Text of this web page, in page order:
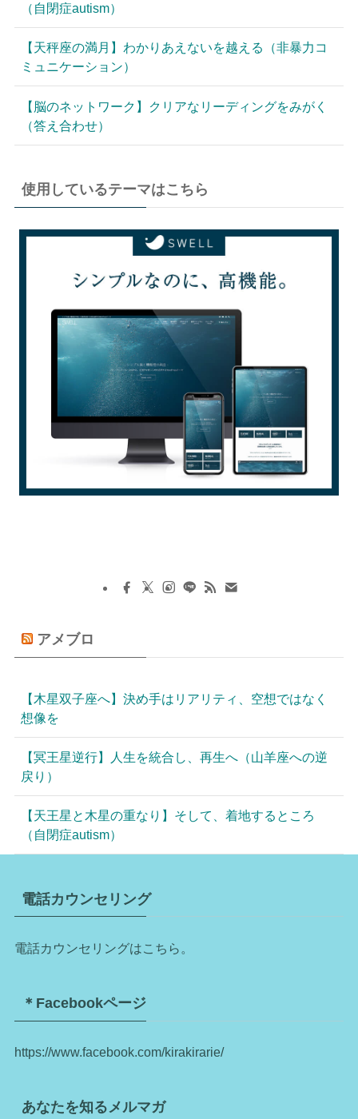
（自閉症autism）
【天秤座の満月】わかりあえないを越える（非暴力コ
ミュニケーション）
【脳のネットワーク】クリアなリーディングをみがく
（答え合わせ）
使用しているテーマはこちら
アメブロ
【木星双子座へ】決め手はリアリティ、空想ではなく
想像を
【冥王星逆行】人生を統合し、再生へ（山羊座への逆
戻り）
【天王星と木星の重なり】そして、着地するところ
（自閉症autism）
電話カウンセリング
電話カウンセリングはこちら。
＊Facebookページ
https://www.facebook.com/kirakirarie/
あなたを知るメルマガ